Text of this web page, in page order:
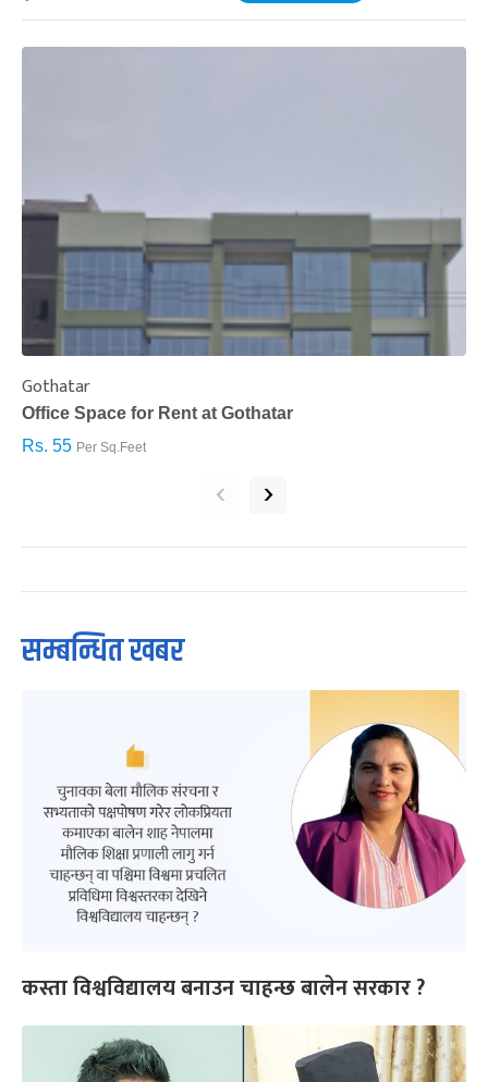
Gothatar
Office Space for Rent at Gothatar
Rs. 55 Per Sq.Feet
‹ ›
सम्बन्धित खबर
कस्ता विश्वविद्यालय बनाउन चाहन्छ बालेन सरकार ?